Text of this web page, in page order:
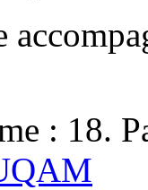
: 18.